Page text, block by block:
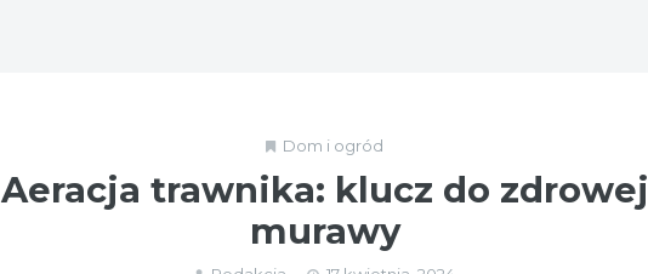
Dom i ogród
Aeracja trawnika: klucz do zdrowej
murawy